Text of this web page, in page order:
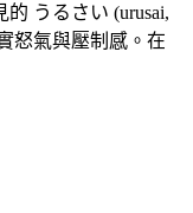
的 うるさい (urusai,
怒氣與壓制感。在